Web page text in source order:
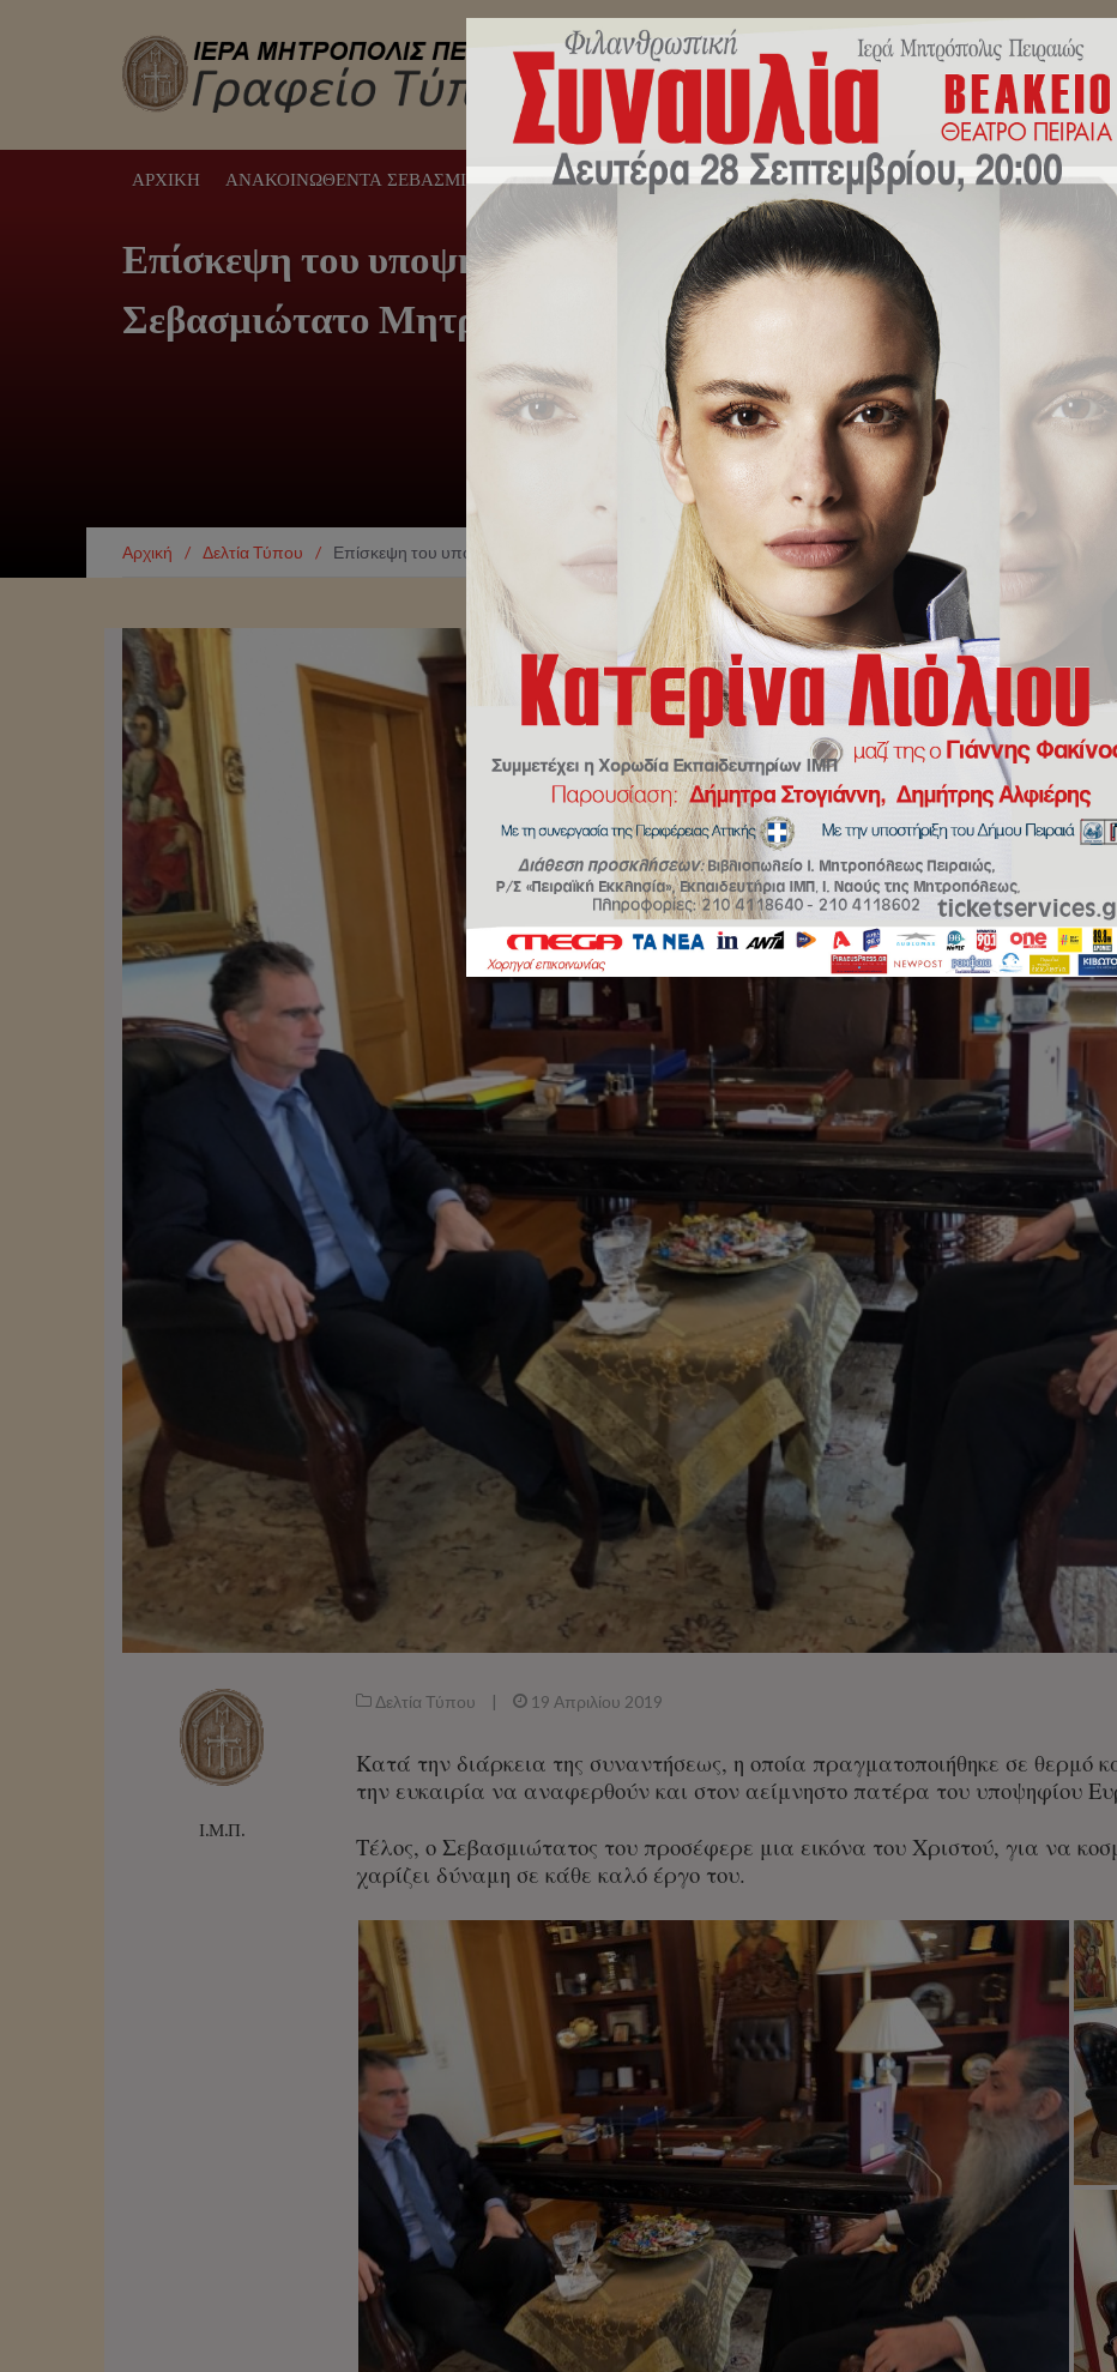
ΑΡΧΙΚΉ ΑΝΑΚΟΙΝΩΘΈΝΤΑ ΣΕΒΑΣΜΙΩΤΆΤΟΥ ΜΗΝΎΜΑΤΑ ΣΕΒΑΣΜΙΩΤΆΤΟΥ ΔΕΛΤΊΑ ΤΎΠΟΥ ΕΚΔΗΛΏΣΕΙΣ
Επίσκεψη του υποψηφίου Ευρωβουλευτή κ.Νίκου
Σεβασμιώτατο Μητροπολίτη Πειραιώς
Αρχική / Δελτία Τύπου / Επίσκεψη του υποψηφίου Ευρωβουλευτή κ.Νίκου Παπανδρέου στον Σεβασμιώτατο Μητροπολίτη
Ι.Μ.Π.
Δελτία Τύπου | 19 Απριλίου 2019
Κατά την διάρκεια της συναντήσεως, η οποία πραγματοποιήθηκε σε θερμό
την ευκαιρία να αναφερθούν και στον αείμνηστο πατέρα του υποψηφίου
Τέλος, ο Σεβασμιώτατος του προσέφερε μια εικόνα του Χριστού, για να
χαρίζει δύναμη σε κάθε καλό έργο του.